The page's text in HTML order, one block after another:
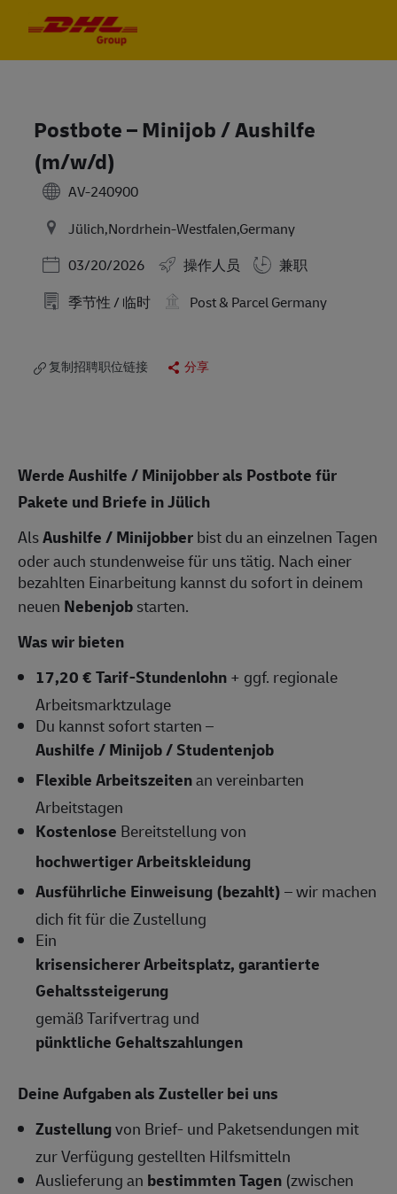
Postbote – Minijob / Aushilfe
(m/w/d)
AV-240900
Jülich,Nordrhein-Westfalen,Germany
Posted Date
03/20/2026 操作人员
兼职
季节性 / 临时
Post & Parcel Germany
复制招聘职位链接 分享
Werde Aushilfe / Minijobber als Postbote für
Pakete und Briefe in Jülich
AlsAushilfe / Minijobberbist du an einzelnen Tagen
oder auch stundenweise für uns tätig. Nach einer
bezahlten Einarbeitung kannst du sofort in deinem
neuen Nebenjobstarten.
Was wir bieten
17,20 € Tarif-Stundenlohn+ ggf. regionale
Arbeitsmarktzulage
Du kannst sofort starten –
Aushilfe / Minijob / Studentenjob
Flexible Arbeitszeitenan vereinbarten
Arbeitstagen
Kostenlose Bereitstellung von
hochwertiger Arbeitskleidung
Ausführliche Einweisung (bezahlt)– wir machen
dich fit für die Zustellung
Ein
krisensicherer Arbeitsplatz, garantierte
Gehaltssteigerung
gemäß Tarifvertrag und
pünktliche Gehaltszahlungen
Deine Aufgaben als Zusteller bei uns
Zustellungvon Brief- und Paketsendungen mit
zur Verfügung gestellten Hilfsmitteln
Auslieferung an bestimmten Tagen (zwischen